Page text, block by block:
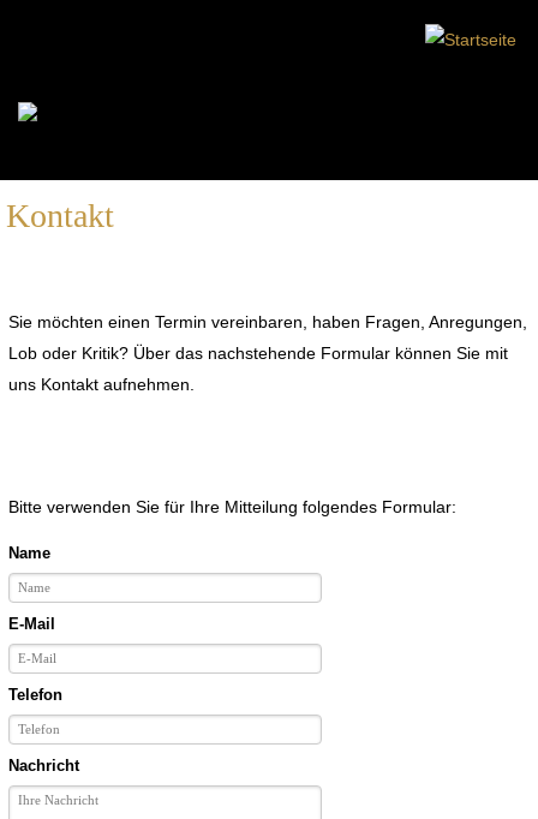
Kontakt
Sie möchten einen Termin vereinbaren, haben Fragen, Anregungen,
Lob oder Kritik? Über das nachstehende Formular können Sie mit
uns Kontakt aufnehmen.
Bitte verwenden Sie für Ihre Mitteilung folgendes Formular:
Name
E-Mail
Telefon
Nachricht